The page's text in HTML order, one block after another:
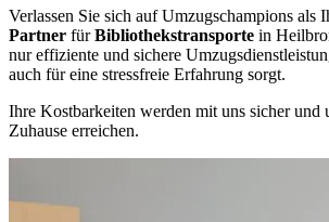
Verlassen Sie sich auf Umzugschampions als
Partner fürBibliothekstransporte in
nur effiziente und sichere
auch für eine stressfreie Erfahrung sorgt.
Ihre Kostbarkeiten werden mit uns sicher und
Zuhause erreichen.